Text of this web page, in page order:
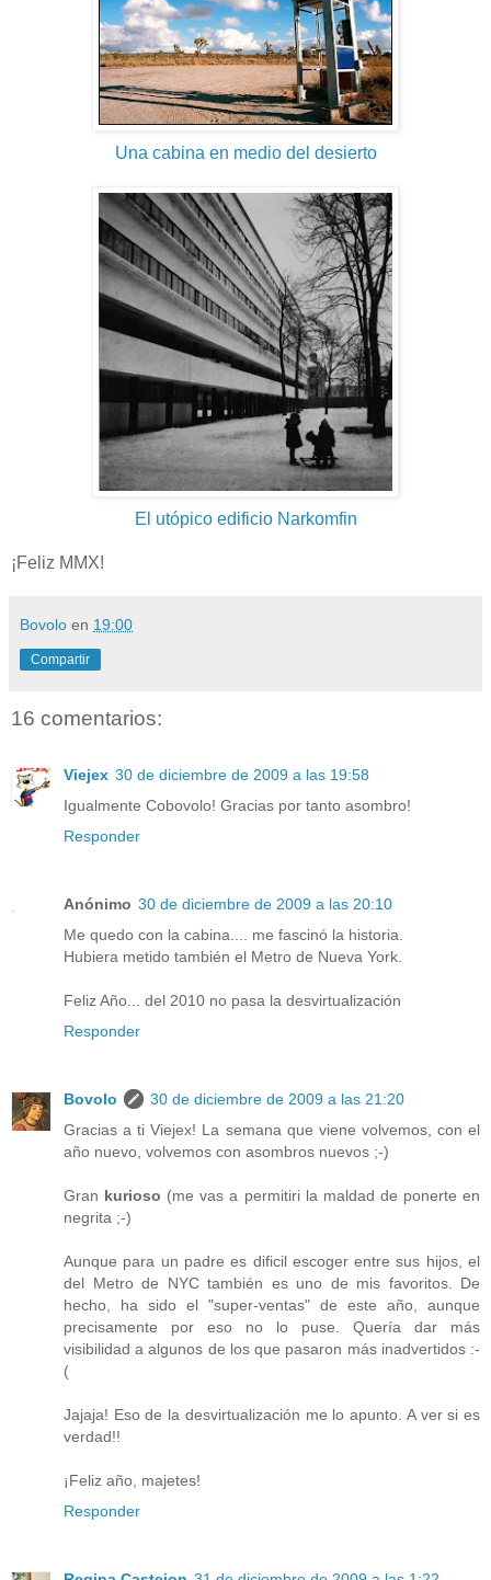
Una cabina en medio del desierto
El utópico edificio Narkomfin
¡Feliz MMX!
Bovolo en 19:00
Compartir
16 comentarios:
Viejex 30 de diciembre de 2009 a las 19:58
Igualmente Cobovolo! Gracias por tanto asombro!
Responder
Anónimo 30 de diciembre de 2009 a las 20:10
Me quedo con la cabina.... me fascinó la historia.
Hubiera metido también el Metro de Nueva York.
Feliz Año... del 2010 no pasa la desvirtualización
Responder
Bovolo
30 de diciembre de 2009 a las 21:20
Gracias a ti Viejex! La semana que viene volvemos, con el
año nuevo, volvemos con asombros nuevos ;-)
Gran kurioso (me vas a permitiri la maldad de ponerte en
negrita ;-)
Aunque para un padre es dificil escoger entre sus hijos, el
del Metro de NYC también es uno de mis favoritos. De
hecho, ha sido el "super-ventas" de este año, aunque
precisamente por eso no lo puse. Quería dar más
visibilidad a algunos de los que pasaron más inadvertidos :-
(
Jajaja! Eso de la desvirtualización me lo apunto. A ver si es
verdad!!
¡Feliz año, majetes!
Responder